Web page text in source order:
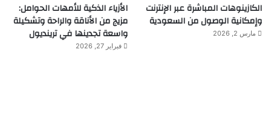
الكازينوهات المباشرة عبر الإنترنت
وإمكانية الوصول من السعودية
مارس 2, 2026
الأزياء الذكية للأمهات الحوامل:
مزيج من الأناقة والراحة وتشكيلة
واسعة تجدينها في ترينديول
فبراير 27, 2026